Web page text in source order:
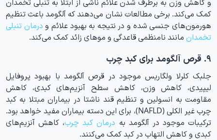
و کاهش وزن به برطرف شدن علائم ناشی از ابتلا به تنبلی تخمدان
کمک می‌کند. برخی مطالعات نشان می‌دهند که آلگومد باعث تنظیم
هورمون‌های جنسی شده و در نتیجه به بهبود علائم و درمان تنبلی
تخمدان مانند نامنظمی قاعدگی و موهای زائد کمک می‌کند.
۹. قرص آلگومد برای کبد چرب
جلبک کلرلا ولگاریس موجود در قرص آلگومد با بهبود پروفایل
لیپیدی، کاهش وزن، کاهش سطح آنزیم‌های کبدی، کاهش
مقاومت به انسولین و تنظیم قند ناشتا در بیماران مبتلا به کبد
چرب غیر الکلی (NAFLD)، برای این دسته بیماران مفید خواهد بود.
ترکیبات موجود در آلگومد به درمان کبد چرب، کاهش آنزیم‌های
کبدی و کاهش التهاب در کبد کمک می‌کنند.